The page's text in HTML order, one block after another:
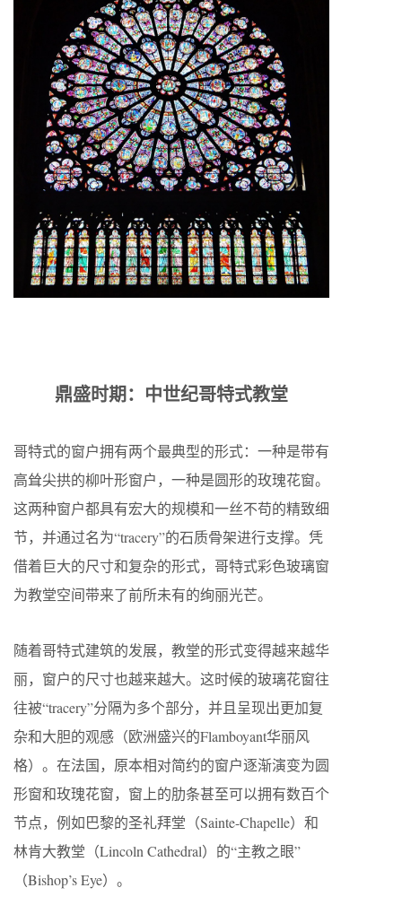
鼎盛时期：中世纪哥特式教堂
哥特式的窗户拥有两个最典型的形式：一种是带有
高耸尖拱的柳叶形窗户，一种是圆形的玫瑰花窗。
这两种窗户都具有宏大的规模和一丝不苟的精致细
节，并通过名为“tracery”的石质骨架进行支撑。凭
借着巨大的尺寸和复杂的形式，哥特式彩色玻璃窗
为教堂空间带来了前所未有的绚丽光芒。
随着哥特式建筑的发展，教堂的形式变得越来越华
丽，窗户的尺寸也越来越大。这时候的玻璃花窗往
往被“tracery”分隔为多个部分，并且呈现出更加复
杂和大胆的观感（欧洲盛兴的Flamboyant华丽风
格）。在法国，原本相对简约的窗户逐渐演变为圆
形窗和玫瑰花窗，窗上的肋条甚至可以拥有数百个
节点，例如巴黎的圣礼拜堂（Sainte-Chapelle）和
林肯大教堂（Lincoln Cathedral）的“主教之眼”
（Bishop’s Eye）。